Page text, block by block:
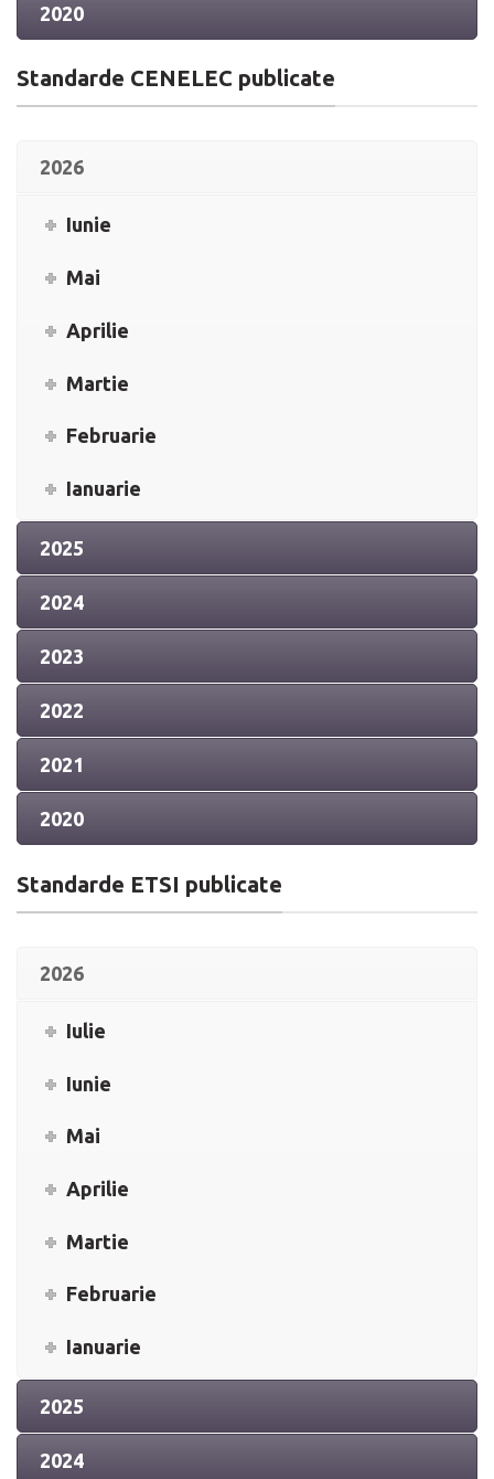
2020
Standarde CENELEC publicate
2026
Iunie
Mai
Aprilie
Martie
Februarie
Ianuarie
2025
2024
2023
2022
2021
2020
Standarde ETSI publicate
2026
Iulie
Iunie
Mai
Aprilie
Martie
Februarie
Ianuarie
2025
2024